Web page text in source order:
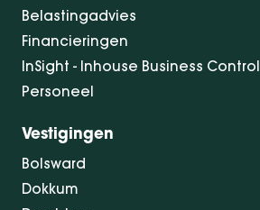
Belastingadvies
Financieringen
InSight - Inhouse Business Control
Personeel
Vestigingen
Bolsward
Dokkum